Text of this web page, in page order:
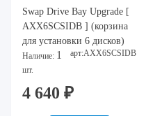
Swap Drive Bay Upgrade [
AXX6SCSIDB ] (корзина
для установки 6 дисков)
Наличие: 1
шт.
арт:AXX6SCSIDB
4 640 ₽